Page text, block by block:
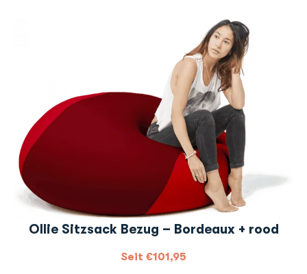
Ollie Sitzsack Bezug – Bordeaux + rood
Seit €101,95